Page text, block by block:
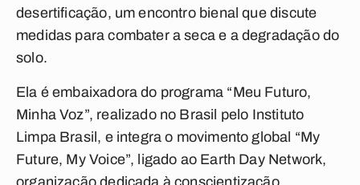
desertificação, um encontro bienal que discute
medidas para combater a seca e a degradação do
solo.
Ela é embaixadora do programa “Meu Futuro,
Minha Voz”, realizado no Brasil pelo Instituto
Limpa Brasil, e integra o movimento global “My
Future, My Voice”, ligado ao Earth Day Network,
organização dedicada à conscientização